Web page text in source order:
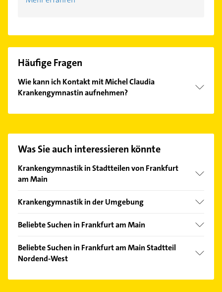
Häufige Fragen
Wie kann ich Kontakt mit Michel Claudia
Krankengymnastin aufnehmen?
Hier finden Sie alleKontaktdaten
Was Sie auch interessieren könnte
Krankengymnastik in Stadtteilen von Frankfurt
am Main
Altstadt
Bergen-Enkheim
Bornheim
Eckenheim
Krankengymnastik in der Umgebung
Offenbach am Main
Neu-Isenburg
Eschborn Taunus
Beliebte Suchen in Frankfurt am Main
Phoniatrie
Logopädie
Beliebte Suchen in Frankfurt am Main Stadtteil
Nordend-West